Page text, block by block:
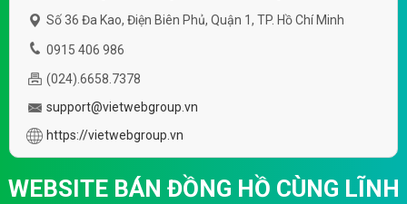
Số 36 Đa Kao, Điện Biên Phủ, Quận 1, TP. Hồ Chí Minh
0915 406 986
(024).6658.7378
support@vietwebgroup.vn
https://vietwebgroup.vn
WEBSITE BÁN ĐỒNG HỒ CÙNG LĨNH